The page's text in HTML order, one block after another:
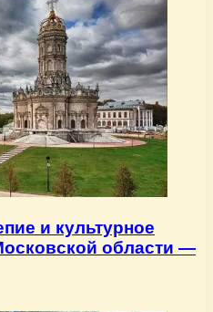
и культурное
области —